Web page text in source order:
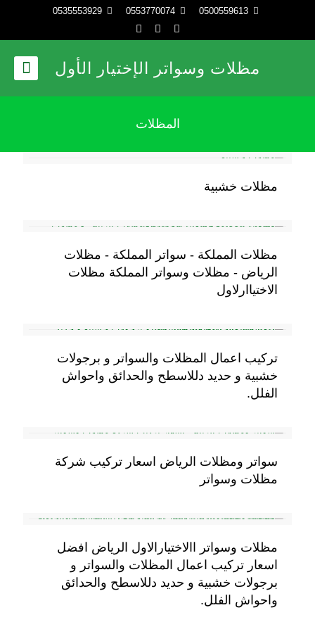
0500559613
0553770074
0535553929
مظلات وسواتر الإختيار الأول
المظلات
مظلات خشبية
مظلات المملكة - سواتر المملكة - مظلات
الرياض - مظلات وسواتر المملكة مظلات
الاختياارلاول
تركيب اعمال المظلات والسواتر و برجولات
خشبية و حديد دللاسطح والحدائق واحواش
الفلل.
سواتر ومظلات الرياض اسعار تركيب شركة
مظلات وسواتر
مظلات وسواتر االاختيارالاول الرياض افضل
اسعار تركيب اعمال المظلات والسواتر و
برجولات خشبية و حديد دللاسطح والحدائق
واحواش الفلل.